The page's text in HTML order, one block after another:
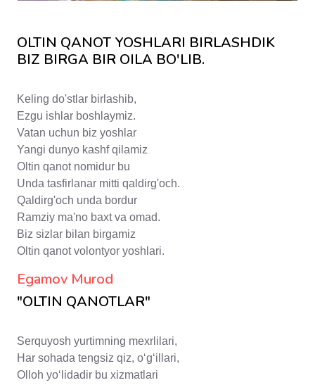
OLTIN QANOT YOSHLARI BIRLASHDIK
BIZ BIRGA BIR OILA BO'LIB.
Keling do'stlar birlashib,
Ezgu ishlar boshlaymiz.
Vatan uchun biz yoshlar
Yangi dunyo kashf qilamiz
Oltin qanot nomidur bu
Unda tasfirlanar mitti qaldirg'och.
Qaldirg'och unda bordur
Ramziy ma'no baxt va omad.
Biz sizlar bilan birgamiz
Oltin qanot volontyor yoshlari.
Egamov Murod
"OLTIN QANOTLAR"
Serquyosh yurtimning mexrlilari,
Har sohada tengsiz qiz, o‘g‘illari,
Olloh yo‘lidadir bu xizmatlari